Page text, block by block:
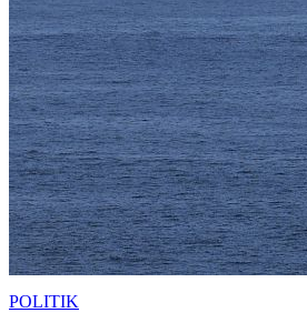
POLITIK